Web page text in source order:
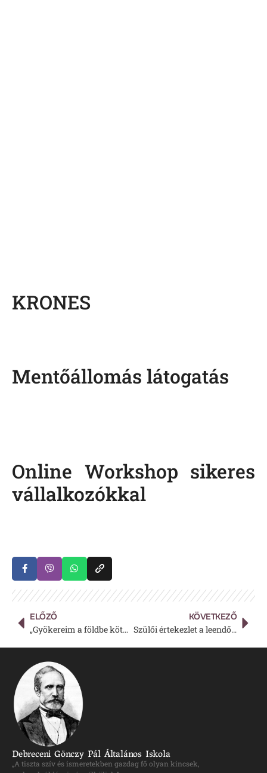
KRONES
Mentőállomás látogatás
Online Workshop sikeres
vállalkozókkal
ELŐZŐ
„Gyökereim a földbe kötnek” – Aranybulla 800
KÖVETKEZŐ
Szülői értekezlet a leendő első osztályos tanulók szüleinek
Debreceni Gönczy Pál Általános Iskola
„A tiszta szív és ismeretekben gazdag fő olyan kincsek,